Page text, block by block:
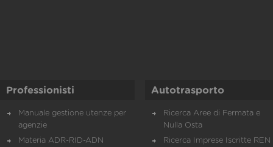
Professionisti
Manuale gestione utenze per
agenzie
Materia ADR-RID-ADN
Autotrasporto
Ricerca Aree di Fermata e
Nulla Osta
Ricerca Imprese Iscritte REN